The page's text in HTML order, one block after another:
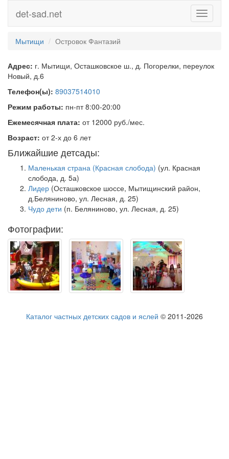
Toggle
det-sad.net
Мытищи Островок Фантазий
Адрес: г. Мытищи, Осташковское ш., д. Погорелки, переулок
Новый, д.6
Телефон(ы): 89037514010
Режим работы: пн-пт 8:00-20:00
Ежемесячная плата: от 12000 руб./мес.
Возраст: от 2-х до 6 лет
Ближайшие детсады:
Маленькая страна (Красная слобода) (ул. Красная
слобода, д. 5а)
Лидер (Осташковское шоссе, Мытищинский район,
д.Беляниново, ул. Лесная, д. 25)
Чудо дети (п. Беляниново, ул. Лесная, д. 25)
Фотографии:
Каталог частных детских садов и яслей © 2011-2026